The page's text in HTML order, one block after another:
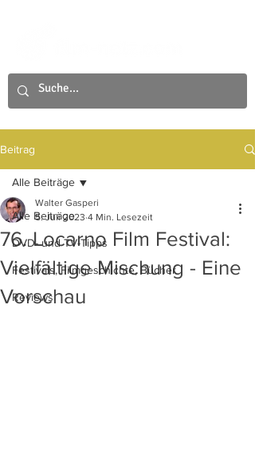
Beitrag
Alle Beiträge
DVD- und TV-Tipps
Festivals, Filmgeschichte, Bücher
Reviews
Alle Beiträge
76. Locarno Film Festival:
Vielfältige Mischung - Eine
Vorschau
Walter Gasperi
5. Juli 2023 4 Min. Lesezeit